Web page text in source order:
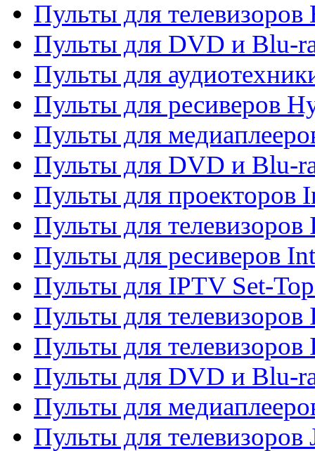
Пульты для
Пульты для DVD и Blu-
Пульты для
Пульты для ресиверов
Пульты для
Пульты для DVD и Blu-
Пульты для проекторов
Пульты для
Пульты для ресиверов
Пульты для IPTV Set-
Пульты для телевизоров
Пульты для телевизоров
Пульты для DVD и Blu-
Пульты для
Пульты для телевизоров